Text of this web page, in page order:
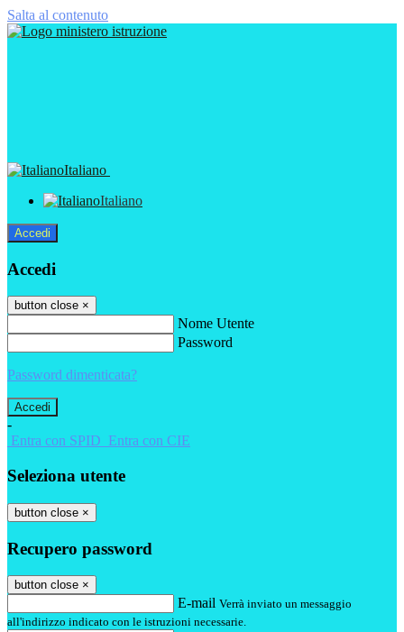
Salta al contenuto
Italiano
Italiano
Accedi
Accedi
button close ×
Nome Utente
Password
Password dimenticata?
-
Entra con SPID Entra con CIE
Seleziona utente
button close ×
Recupero password
button close ×
E-mail Verrà inviato un messaggio
all'indirizzo indicato con le istruzioni necessarie.